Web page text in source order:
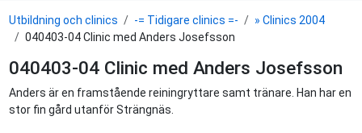
Utbildning och clinics -= Tidigare clinics =-
» Clinics 2004
040403-04 Clinic med Anders Josefsson
040403-04 Clinic med Anders Josefsson
Anders är en framstående reiningryttare samt tränare. Han har en
stor fin gård utanför Strängnäs.